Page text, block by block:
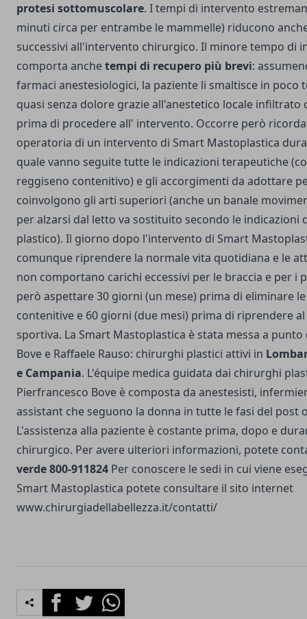
protesi sottomuscolare. I tempi di intervento
minuti circa per entrambe le mammelle) riducono
successivi all'intervento chirurgico. Il minore tempo di
comporta anchetempi di recupero più brevi:
farmaci anestesiologici, la paziente li smaltisce in poco
quasi senza dolore grazie all'anestetico locale
prima di procedere all' intervento. Occorre però
operatoria di un intervento di Smart Mastoplastica
quale vanno seguite tutte le indicazioni terapeutiche
reggiseno contenitivo) e gli accorgimenti da adottare
coinvolgono gli arti superiori (anche un banale
per alzarsi dal letto va sostituito secondo le indicazioni
plastico). Il giorno dopo l'intervento di Smart
comunque riprendere la normale vita quotidiana e le
non comportano carichi eccessivi per le braccia e per i
però aspettare 30 giorni (un mese) prima di eliminare
contenitive e 60 giorni (due mesi) prima di riprendere
sportiva. La Smart Mastoplastica è stata messa a
Bove e Raffaele Rauso: chirurghi plastici attivi in
e Campania. L'équipe medica guidata dai chirurghi
Pierfrancesco Bove è composta da anestesisti,
assistant che seguono la donna in tutte le fasi del post
L'assistenza alla paziente è costante prima, dopo e
chirurgico. Per avere ulteriori informazioni, potete
verde 800-911824 Per conoscere le sedi in cui viene
Smart Mastoplastica potete consultare il sito internet
www.chirurgiadellabellezza.it/contatti/
FacebookTwitterWhatsapp